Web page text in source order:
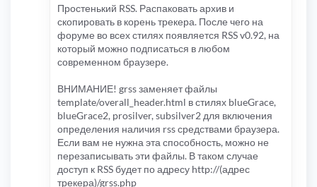
Простенький RSS. Распаковать архив и
скопировать в корень трекера. После чего на
форуме во всех стилях появляется RSS v0.92, на
который можно подписаться в любом
современном браузере.
ВНИМАНИЕ! grss заменяет файлы
template/overall_header.html в стилях blueGrace,
blueGrace2, prosilver, subsilver2 для включения
определения наличия rss средствами браузера.
Если вам не нужна эта способность, можно не
перезаписывать эти файлы. В таком случае
доступ к RSS будет по адресу http://(адрес
трекера)/grss.php